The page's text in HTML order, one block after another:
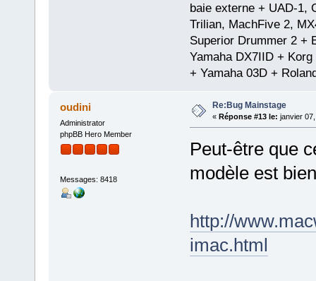
baie externe + UAD-1,
Trilian, MachFive 2,
Superior Drummer 2 +
Yamaha DX7IID +
+ Yamaha 03D +
oudini
Administrator
phpBB Hero Member
Messages: 8418
Re:Bug Mainstage
« Réponse #13 le: janvier
Peut-être que
modèle est
http://
imac.html